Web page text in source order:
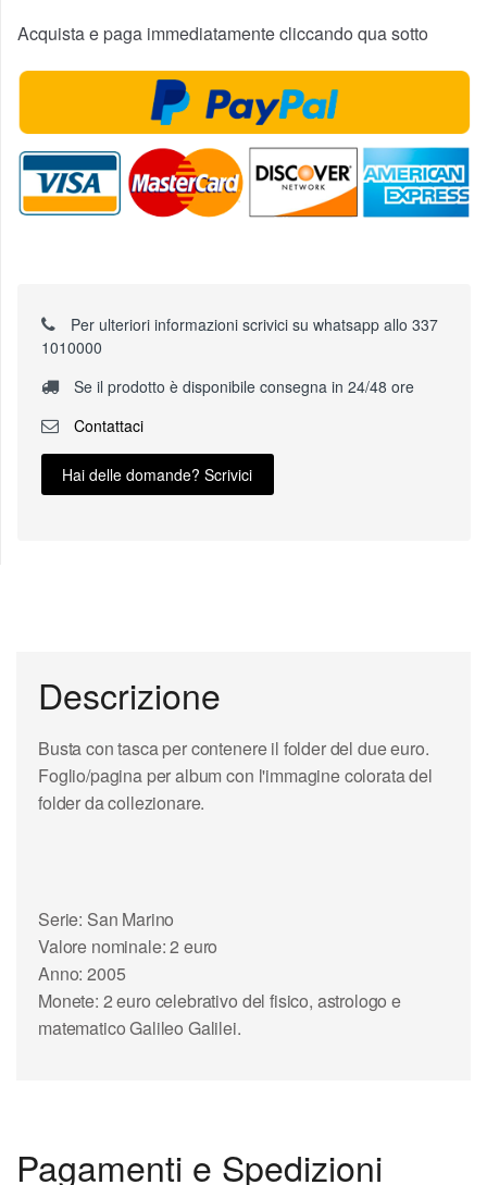
Acquista e paga immediatamente cliccando qua sotto
Per ulteriori informazioni scrivici su whatsapp allo 337
1010000
Se il prodotto è disponibile consegna in 24/48 ore
Contattaci
Hai delle domande? Scrivici
Descrizione
Bustacon tasca per contenere il folderdel dueeuro.
Foglio/pagina peralbum con l'immagine colorata del
folder da collezionare.
Serie: San Marino
Valore nominale: 2 euro
Anno: 2005
Monete: 2 euro celebrativo del fisico, astrologo e
matematicoGalileo Galilei.
Pagamenti e Spedizioni